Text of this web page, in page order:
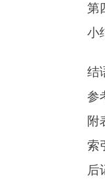
第四
小
结
参考
附
索
后